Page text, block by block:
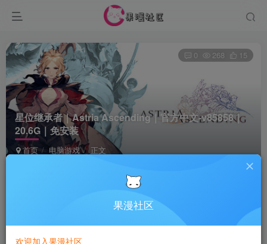
星位继承者｜Astria Ascending｜官方中文-v85858｜
20.6G｜免安装
首页 电脑游戏 正文
0 268 15
果漫社区
欢迎加入果漫社区